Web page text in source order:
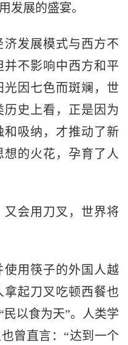
发展的盛宴。
发展模式与西方不
并不影响中西方和平
因七色而斑斓，世
史上看，正是因为
和吸纳，才推动了新
的火花，孕育了人
会用刀叉，世界将
用筷子的外国人越
起刀叉吃顿西餐也
以食为天”。人类学
曾直言：“达到一个